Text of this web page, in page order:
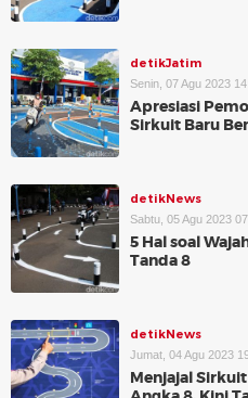
detikJatim
Senin, 07 Agu 2023
Apresiasi
Sirkuit Baru
detikNews
Sabtu, 05 Agu 2023
5 Hal soal
Tanda 8
detikNews
Jumat, 04 Agu 2023
Menjajal